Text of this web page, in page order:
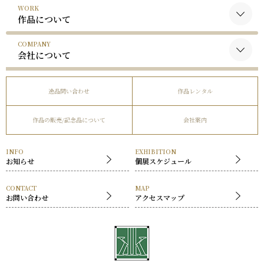
黒木国昭について
谷口榮について
略歴
受賞歴
WORK
作品について
黒木国昭の作品
谷口榮の作品
COMPANY
会社について
社長挨拶
逸品問い合わせ 作品レンタル
作品の販売/記念品について 会社案内
INFO
お知らせ
EXHIBITION
個展スケジュール
CONTACT
お問い合わせ
MAP
アクセスマップ